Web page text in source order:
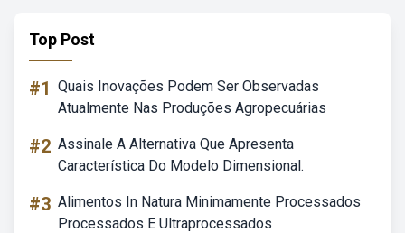
Top Post
#1 Quais Inovações Podem Ser Observadas
Atualmente Nas Produções Agropecuárias
#2 Assinale A Alternativa Que Apresenta
Característica Do Modelo Dimensional.
#3 Alimentos In Natura Minimamente Processados
Processados E Ultraprocessados